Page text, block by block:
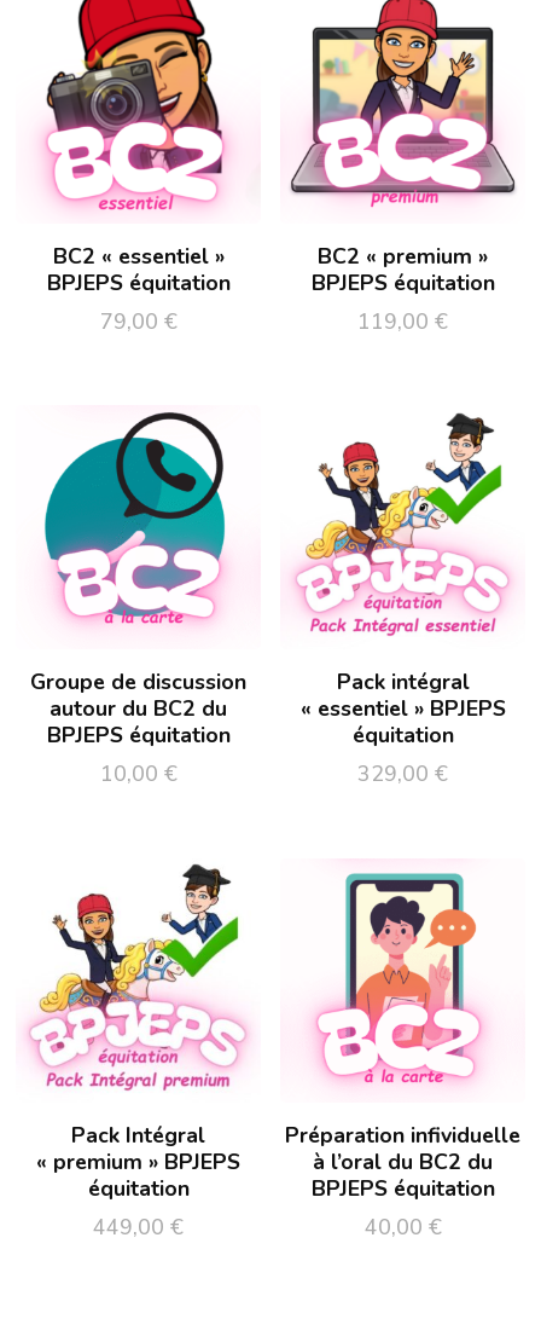
BC2 « essentiel »
BPJEPS équitation
79,00 €
BC2 « premium »
BPJEPS équitation
119,00 €
Groupe de discussion
autour du BC2 du
BPJEPS équitation
10,00 €
Pack intégral
« essentiel » BPJEPS
équitation
329,00 €
Pack Intégral
« premium » BPJEPS
équitation
449,00 €
Préparation infividuelle
à l’oral du BC2 du
BPJEPS équitation
40,00 €